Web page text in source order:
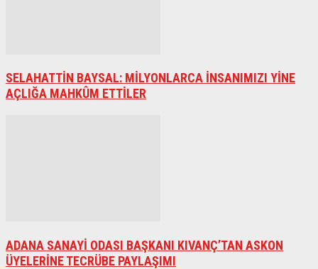
SELAHATTİN BAYSAL: MİLYONLARCA İNSANIMIZI YİNE
AÇLIĞA MAHKÛM ETTİLER
ADANA SANAYİ ODASI BAŞKANI KIVANÇ’TAN ASKON
ÜYELERİNE TECRÜBE PAYLAŞIMI